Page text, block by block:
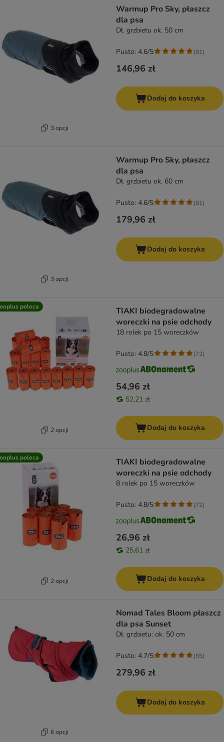
3 opcji
Warmup Pro Sky, płaszcz
dla psa
Dł. grzbietu ok. 50 cm
146,96 zł
Pusto: 4.6/5 (81)
Dodaj do koszyka
3 opcji
Warmup Pro Sky, płaszcz
dla psa
Dł. grzbietu ok. 60 cm
179,96 zł
Pusto: 4.6/5 (81)
Dodaj do koszyka
poleca
2 opcji
TIAKI biodegradowalne
woreczki na psie odchody
18 rolek po 15 woreczków
54,96 zł
52,21 zł
Pusto: 4.8/5 (72)
Dodaj do koszyka
poleca
2 opcji
TIAKI biodegradowalne
woreczki na psie odchody
8 rolek po 15 woreczków
26,96 zł
25,61 zł
Pusto: 4.8/5 (72)
Dodaj do koszyka
6 opcji
Nomad Tales Bloom płaszcz
dla psa Sunset
Dł. grzbietu: ok. 50 cm
279,96 zł
Pusto: 4.7/5 (55)
Dodaj do koszyka